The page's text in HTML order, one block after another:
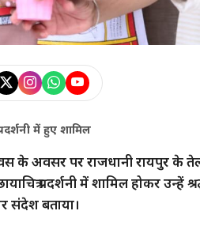
में हुए शामिल
के अवसर पर राजधानी रायपुर के
प्रदर्शनी में शामिल होकर उन्हें
संदेश बताया।